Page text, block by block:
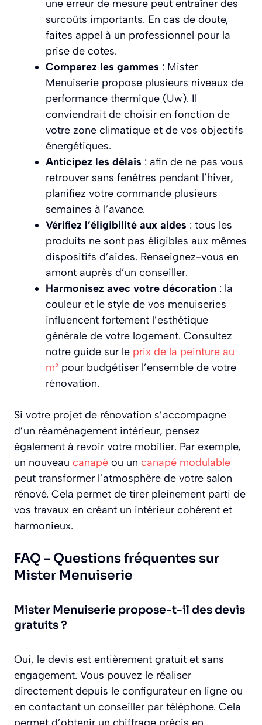
une erreur de mesure peut entraîner des
surcoûts importants. En cas de doute,
faites appel à un professionnel pour la
prise de cotes.
Comparez les gammes : Mister
Menuiserie propose plusieurs niveaux de
performance thermique (Uw). Il
conviendrait de choisir en fonction de
votre zone climatique et de vos objectifs
énergétiques.
Anticipez les délais : afin de ne pas vous
retrouver sans fenêtres pendant l’hiver,
planifiez votre commande plusieurs
semaines à l’avance.
Vérifiez l’éligibilité aux aides : tous les
produits ne sont pas éligibles aux mêmes
dispositifs d’aides. Renseignez-vous en
amont auprès d’un conseiller.
Harmonisez avec votre décoration : la
couleur et le style de vos menuiseries
influencent fortement l’esthétique
générale de votre logement. Consultez
notre guide sur le prix de la peinture au
m² pour budgétiser l’ensemble de votre
rénovation.
Si votre projet de rénovation s’accompagne
d’un réaménagement intérieur, pensez
également à revoir votre mobilier. Par exemple,
un nouveau canapé ou un canapé modulable
peut transformer l’atmosphère de votre salon
rénové. Cela permet de tirer pleinement parti de
vos travaux en créant un intérieur cohérent et
harmonieux.
FAQ – Questions fréquentes sur
Mister Menuiserie
Mister Menuiserie propose-t-il des devis
gratuits ?
Oui, le devis est entièrement gratuit et sans
engagement. Vous pouvez le réaliser
directement depuis le configurateur en ligne ou
en contactant un conseiller par téléphone. Cela